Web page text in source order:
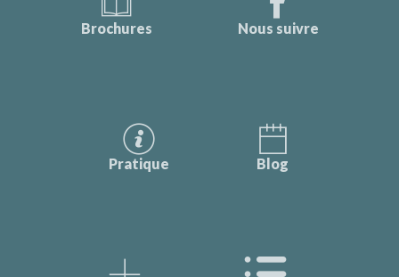
Brochures Nous suivre
Pratique Blog